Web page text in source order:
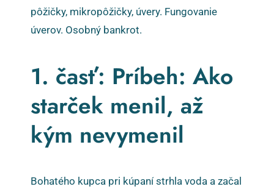
pôžičky, mikropôžičky, úvery. Fungovanie
úverov. Osobný bankrot.
1. časť: Príbeh: Ako
starček menil, až
kým nevymenil
Bohatého kupca pri kúpaní strhla voda a začal